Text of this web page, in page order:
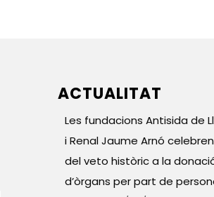
ACTUALITAT
Les fundacions Antisida de
i Renal Jaume Arnó
del veto històric a la
d’òrgans per part de